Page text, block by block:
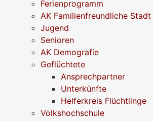
Ferienprogramm
AK Familienfreundliche Stadt
Jugend
Senioren
AK Demografie
Geflüchtete
Ansprechpartner
Unterkünfte
Helferkreis Flüchtlinge
Volkshochschule